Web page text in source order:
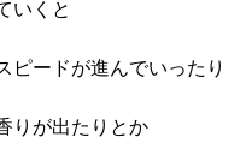
いくと
ピードが進んでいったり
りが出たりとか